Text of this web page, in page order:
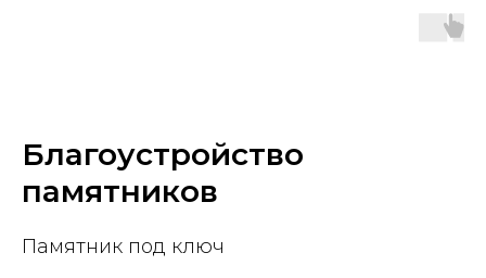
Благоустройство
памятников
Памятник под ключ